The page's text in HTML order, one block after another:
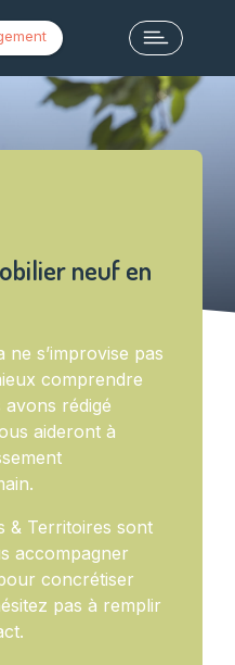
neuf en
s’improvise pas
comprendre
avons rédigé
aideront à
& Territoires sont
accompagner
concrétiser
pas à remplir